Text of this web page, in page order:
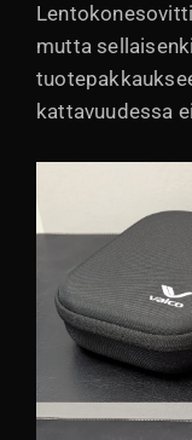
mutta
kattavuudessa